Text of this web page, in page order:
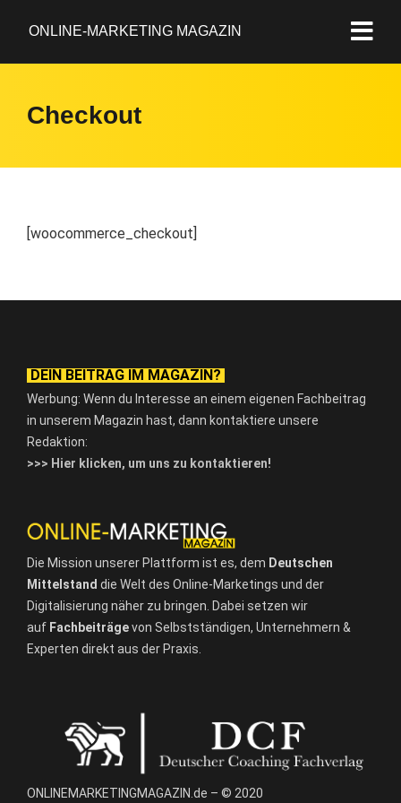
ONLINE-MARKETING MAGAZIN
Checkout
[woocommerce_checkout]
DEIN BEITRAG IM MAGAZIN?
Werbung: Wenn du Interesse an einem eigenen Fachbeitrag
in unserem Magazin hast, dann kontaktiere unsere
Redaktion:
>>> Hier klicken, um uns zu kontaktieren!
Die Mission unserer Plattform ist es, dem Deutschen
Mittelstand die Welt des Online-Marketings und der
Digitalisierung näher zu bringen. Dabei setzen wir
auf Fachbeiträgevon Selbstständigen, Unternehmern &
Experten direkt aus der Praxis.
ONLINEMARKETINGMAGAZIN.de – © 2020